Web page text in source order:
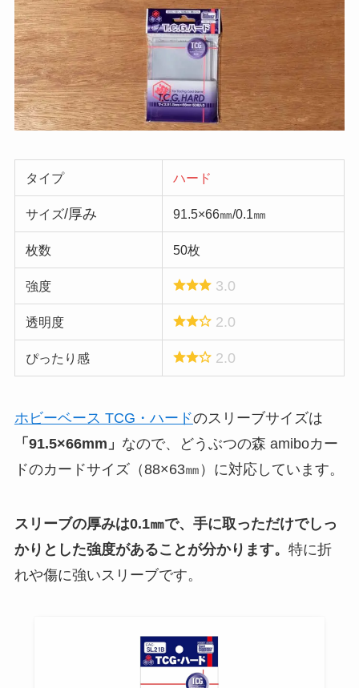
タイプ ハード
サイズ/厚み 91.5×66㎜/0.1㎜
枚数 50枚
強度 3.0
透明度 2.0
ぴったり感 2.0
ホビーベース TCG・ハードのスリーブサイズは
「91.5×66mm」 なので、どうぶつの森 amiboカー
ドのカードサイズ（88×63㎜）に対応しています。
スリーブの厚みは0.1㎜で、手に取っただけでしっ
かりとした強度があることが分かります。 特に折
れや傷に強いスリーブです。